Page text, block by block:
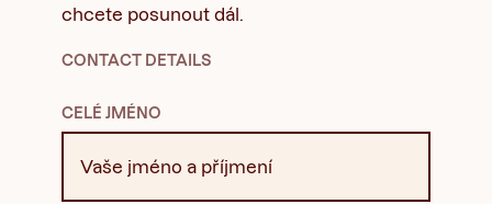
chcete posunout dál.
CONTACT DETAILS
CELÉ JMÉNO